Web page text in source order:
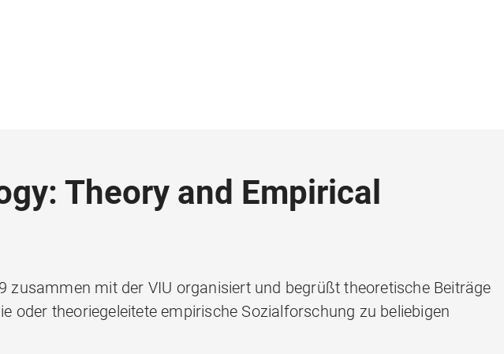
Theory and Empirical
zusammen mit der VIU organisiert und begrüßt theoretische Beiträge
oder theoriegeleitete empirische Sozialforschung zu beliebigen